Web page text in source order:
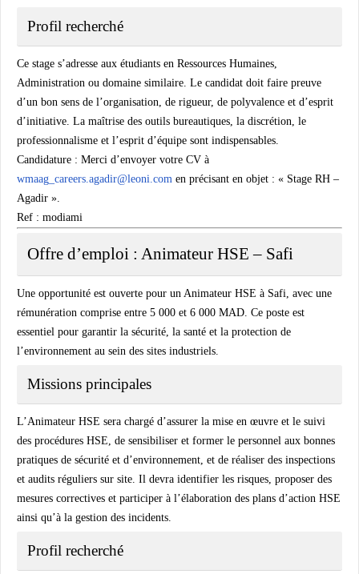
Profil recherché
Ce stage s’adresse aux étudiants en Ressources Humaines,
Administration ou domaine similaire. Le candidat doit faire preuve
d’un bon sens de l’organisation, de rigueur, de polyvalence et d’esprit
d’initiative. La maîtrise des outils bureautiques, la discrétion, le
professionnalisme et l’esprit d’équipe sont indispensables.
Candidature : Merci d’envoyer votre CV à
wmaag_careers.agadir@leoni.com en précisant en objet : « Stage RH –
Agadir ».
Ref : modiami
Offre d’emploi : Animateur HSE – Safi
Une opportunité est ouverte pour un Animateur HSE à Safi, avec une
rémunération comprise entre 5 000 et 6 000 MAD. Ce poste est
essentiel pour garantir la sécurité, la santé et la protection de
l’environnement au sein des sites industriels.
Missions principales
L’Animateur HSE sera chargé d’assurer la mise en œuvre et le suivi
des procédures HSE, de sensibiliser et former le personnel aux bonnes
pratiques de sécurité et d’environnement, et de réaliser des inspections
et audits réguliers sur site. Il devra identifier les risques, proposer des
mesures correctives et participer à l’élaboration des plans d’action HSE
ainsi qu’à la gestion des incidents.
Profil recherché